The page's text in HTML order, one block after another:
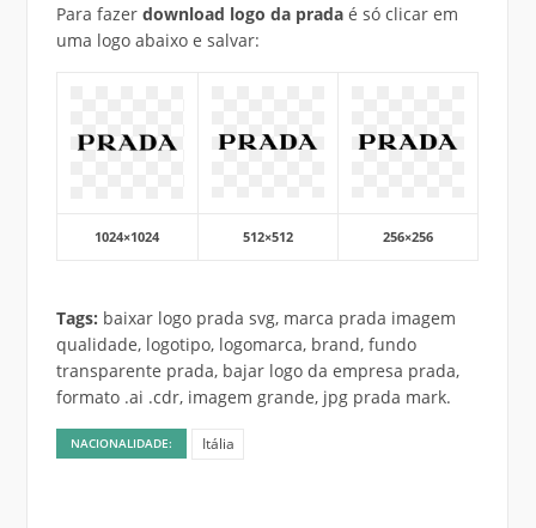
Para fazer download logo da pradaé só clicar em
uma logo abaixo e salvar:
1024×1024 512×512 256×256
Tags: baixar logo prada svg, marca prada imagem
qualidade, logotipo, logomarca, brand, fundo
transparente prada, bajar logo da empresa prada,
formato .ai .cdr, imagem grande, jpg prada mark.
NACIONALIDADE: Itália